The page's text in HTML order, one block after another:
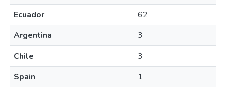
Ecuador
62
Argentina
3
Chile
3
Spain
1